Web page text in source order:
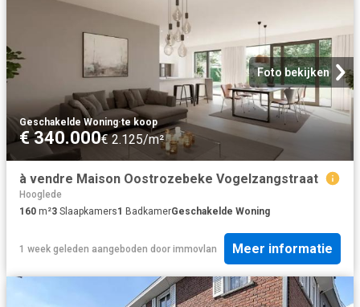
Foto bekijken
Geschakelde Woning·te koop
€ 340.000€ 2.125/m²
à vendre Maison Oostrozebeke Vogelzangstraat
Hooglede
160 m²3 Slaapkamers1 BadkamerGeschakelde Woning
1 week geleden aangeboden door immovlan Meer informatie